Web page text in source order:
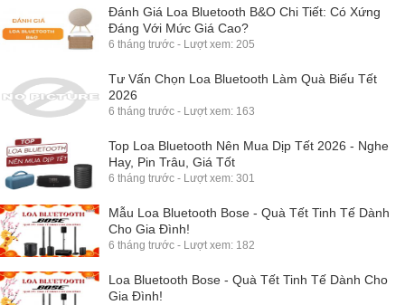
Đánh Giá Loa Bluetooth B&O Chi Tiết: Có Xứng
Đáng Với Mức Giá Cao?
6 tháng trước - Lượt xem: 205
Tư Vấn Chọn Loa Bluetooth Làm Quà Biếu Tết
2026
6 tháng trước - Lượt xem: 163
Top Loa Bluetooth Nên Mua Dịp Tết 2026 - Nghe
Hay, Pin Trâu, Giá Tốt
6 tháng trước - Lượt xem: 301
Mẫu Loa Bluetooth Bose - Quà Tết Tinh Tế Dành
Cho Gia Đình!
6 tháng trước - Lượt xem: 182
Loa Bluetooth Bose - Quà Tết Tinh Tế Dành Cho
Gia Đình!